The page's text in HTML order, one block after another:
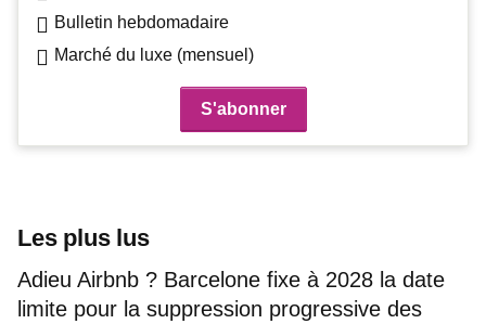
Bulletin hebdomadaire
Marché du luxe (mensuel)
Les plus lus
Adieu Airbnb ? Barcelone fixe à 2028 la date
limite pour la suppression progressive des